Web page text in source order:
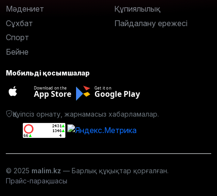
Мәдениет
Сұхбат
Спорт
Бейне
Құпиялылық
Пайдалану ережесі
Мобильді қосымшалар
Download on the
App Store
Get it on
Google Play
Қауіпсіз орнату, жарнамасыз хабарламалар.
© 2025 malim.kz — Барлық құқықтар қорғалған.
Прайс-парақшасы